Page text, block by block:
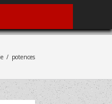
/ potences